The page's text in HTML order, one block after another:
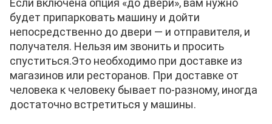
Если включена опция «до двери», вам нужно
будет припарковать машину и дойти
непосредственно до двери — и отправителя, и
получателя. Нельзя им звонить и просить
спуститься.Это необходимо при доставке из
магазинов или ресторанов. При доставке от
человека к человеку бывает по-разному, иногда
достаточно встретиться у машины.